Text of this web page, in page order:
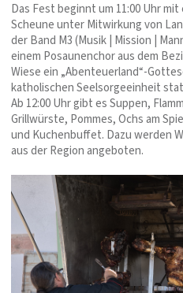
Das Fest beginnt um 11:00 Uhr
Scheune unter Mitwirkung von
der Band M3 (Musik | Mission |
einem Posaunenchor aus dem
Wiese ein „Abenteuerland“-
katholischen Seelsorgeeinheit
Ab 12:00 Uhr gibt es Suppen,
Grillwürste, Pommes, Ochs am
und Kuchenbuffet. Dazu werden
aus der Region angeboten.